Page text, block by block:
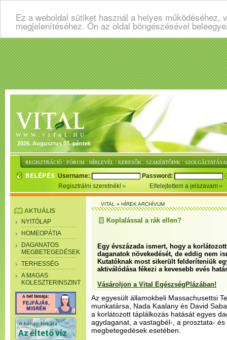
Ez a weboldal sütiket használ a helyes
megjelenítéséhez. Ön az oldal böngészésével
2026. Augusztus 07. péntek
REGISZTRÁCIÓ : FÓRUM : HÍRLEVÉL : KERESŐK : SZAKÉRTŐINK :
Username:
Password:
Regisztrálni szeretnék!
Elfelejtettem a jelszavam
AKTUÁLIS
NYITÓLAP
HOMEOPÁTIA
DAGANATOS
MEGBETEGEDÉSEK
TERHESSÉG
A MAGAS
KOLESZTERINSZINT
VITAL»HÍREK ARCHÍVUM
Koplalással a rák ellen?
Egy évszázada ismert, hogy a
daganatok növekedését, de eddig nem
Kutatóknak most sikerült felderíteniük
aktiválódása fékezi a kevesebb evés
Vásároljon a Vital EgészségPlázában!
Az egyesült államokbeli Massachusettsi
munkatársa, Nada Kaalany és David
a korlátozott táplálkozás hatását egyes
agydaganat, a vastagbél-, a prosztata-
megbetegedések esetében.